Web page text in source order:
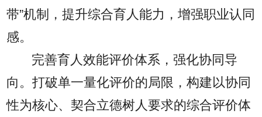
带”机制，提升综合育人能力，增强职业认同
感。
完善育人效能评价体系，强化协同导
向。打破单一量化评价的局限，构建以协同
性为核心、契合立德树人要求的综合评价体